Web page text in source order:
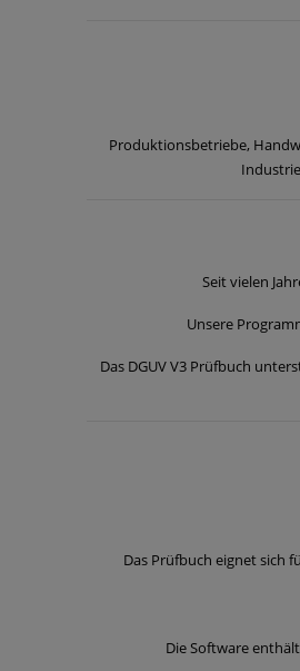
Produktionsbetriebe,
Seit vielen
Unsere
Das DGUV V3 Prüfbuch
Das Prüfbuch eignet sich
Die Software